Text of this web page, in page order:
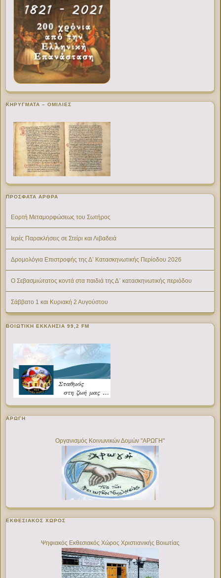
ΚΗΡΥΓΜΑΤΑ – ΟΜΙΛΙΕΣ
ΠΡΌΣΦΑΤΑ ΆΡΘΡΑ
Εορτή Μεταμορφώσεως του Σωτήρος
Ιερές Παρακλήσεις σε Στείρι και Λιβαδειά
Δρομολόγια Επιστροφής της Δ’ Κατασκηνωτικής Περίοδου 2026
Ο Σεβασμιώτατος κοντά στα παιδιά της Δ΄ κατασκηνωτικής περιόδου
Σάββατο 1 και Κυριακή 2 Αυγούστου
ΒΟΙΩΤΙΚΉ ΕΚΚΛΗΣΊΑ 99,2 FM
ΑΡΩΓΗ
Οργανισμός Κοινωνικών Δομών "ΑΡΩΓΗ"
ΕΚΘΕΣΙΑΚΌΣ ΧΏΡΟΣ
Ψηφιακός Εκθεσιακός Χώρος Χριστιανικής Βοιωτίας